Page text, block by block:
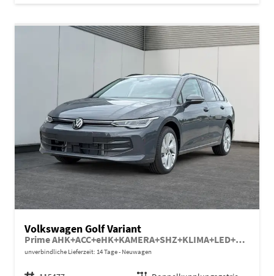
Volkswagen Golf Variant
Prime AHK+ACC+eHK+KAMERA+SHZ+KLIMA+LED+17" ALU
unverbindliche Lieferzeit: 14 Tage Neuwagen